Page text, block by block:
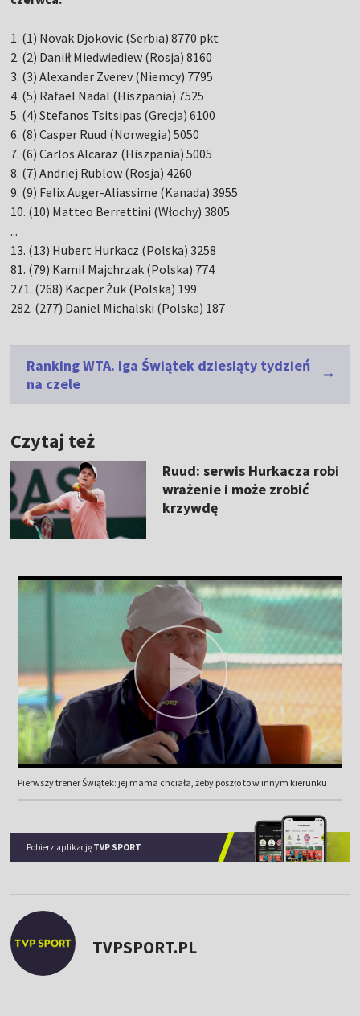
1. (1) Novak Djokovic (Serbia) 8770 pkt
2. (2) Daniił Miedwiediew (Rosja) 8160
3. (3) Alexander Zverev (Niemcy) 7795
4. (5) Rafael Nadal (Hiszpania) 7525
5. (4) Stefanos Tsitsipas (Grecja) 6100
6. (8) Casper Ruud (Norwegia) 5050
7. (6) Carlos Alcaraz (Hiszpania) 5005
8. (7) Andriej Rublow (Rosja) 4260
9. (9) Felix Auger-Aliassime (Kanada) 3955
10. (10) Matteo Berrettini (Włochy) 3805
...
13. (13) Hubert Hurkacz (Polska) 3258
81. (79) Kamil Majchrzak (Polska) 774
271. (268) Kacper Żuk (Polska) 199
282. (277) Daniel Michalski (Polska) 187
Ranking WTA. Iga Świątek dziesiąty tydzień
na czele
Czytaj też
Ruud: serwis Hurkacza robi
wrażenie i może zrobić
krzywdę
Pierwszy trener Świątek: jej mama chciała, żeby poszło to w innym kierunku
Pobierz aplikację TVP SPORT
TVPSPORT.PL